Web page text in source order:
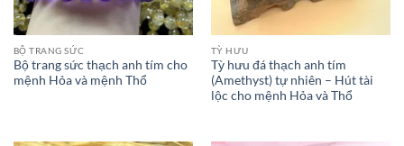
BỘ TRANG SỨC
Bộ trang sức thạch anh tím cho
mệnh Hỏa và mệnh Thổ
TỲ HƯU
Tỳ hưu đá thạch anh tím
(Amethyst) tự nhiên – Hút tài
lộc cho mệnh Hỏa và Thổ